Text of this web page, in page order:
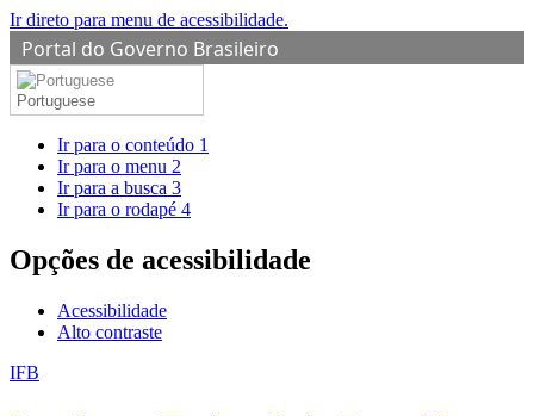
Ir direto para menu de acessibilidade.
Portal do Governo Brasileiro
Portuguese
Ir para o conteúdo 1
Ir para o menu 2
Ir para a busca 3
Ir para o rodapé 4
Opções de acessibilidade
Acessibilidade
Alto contraste
IFB